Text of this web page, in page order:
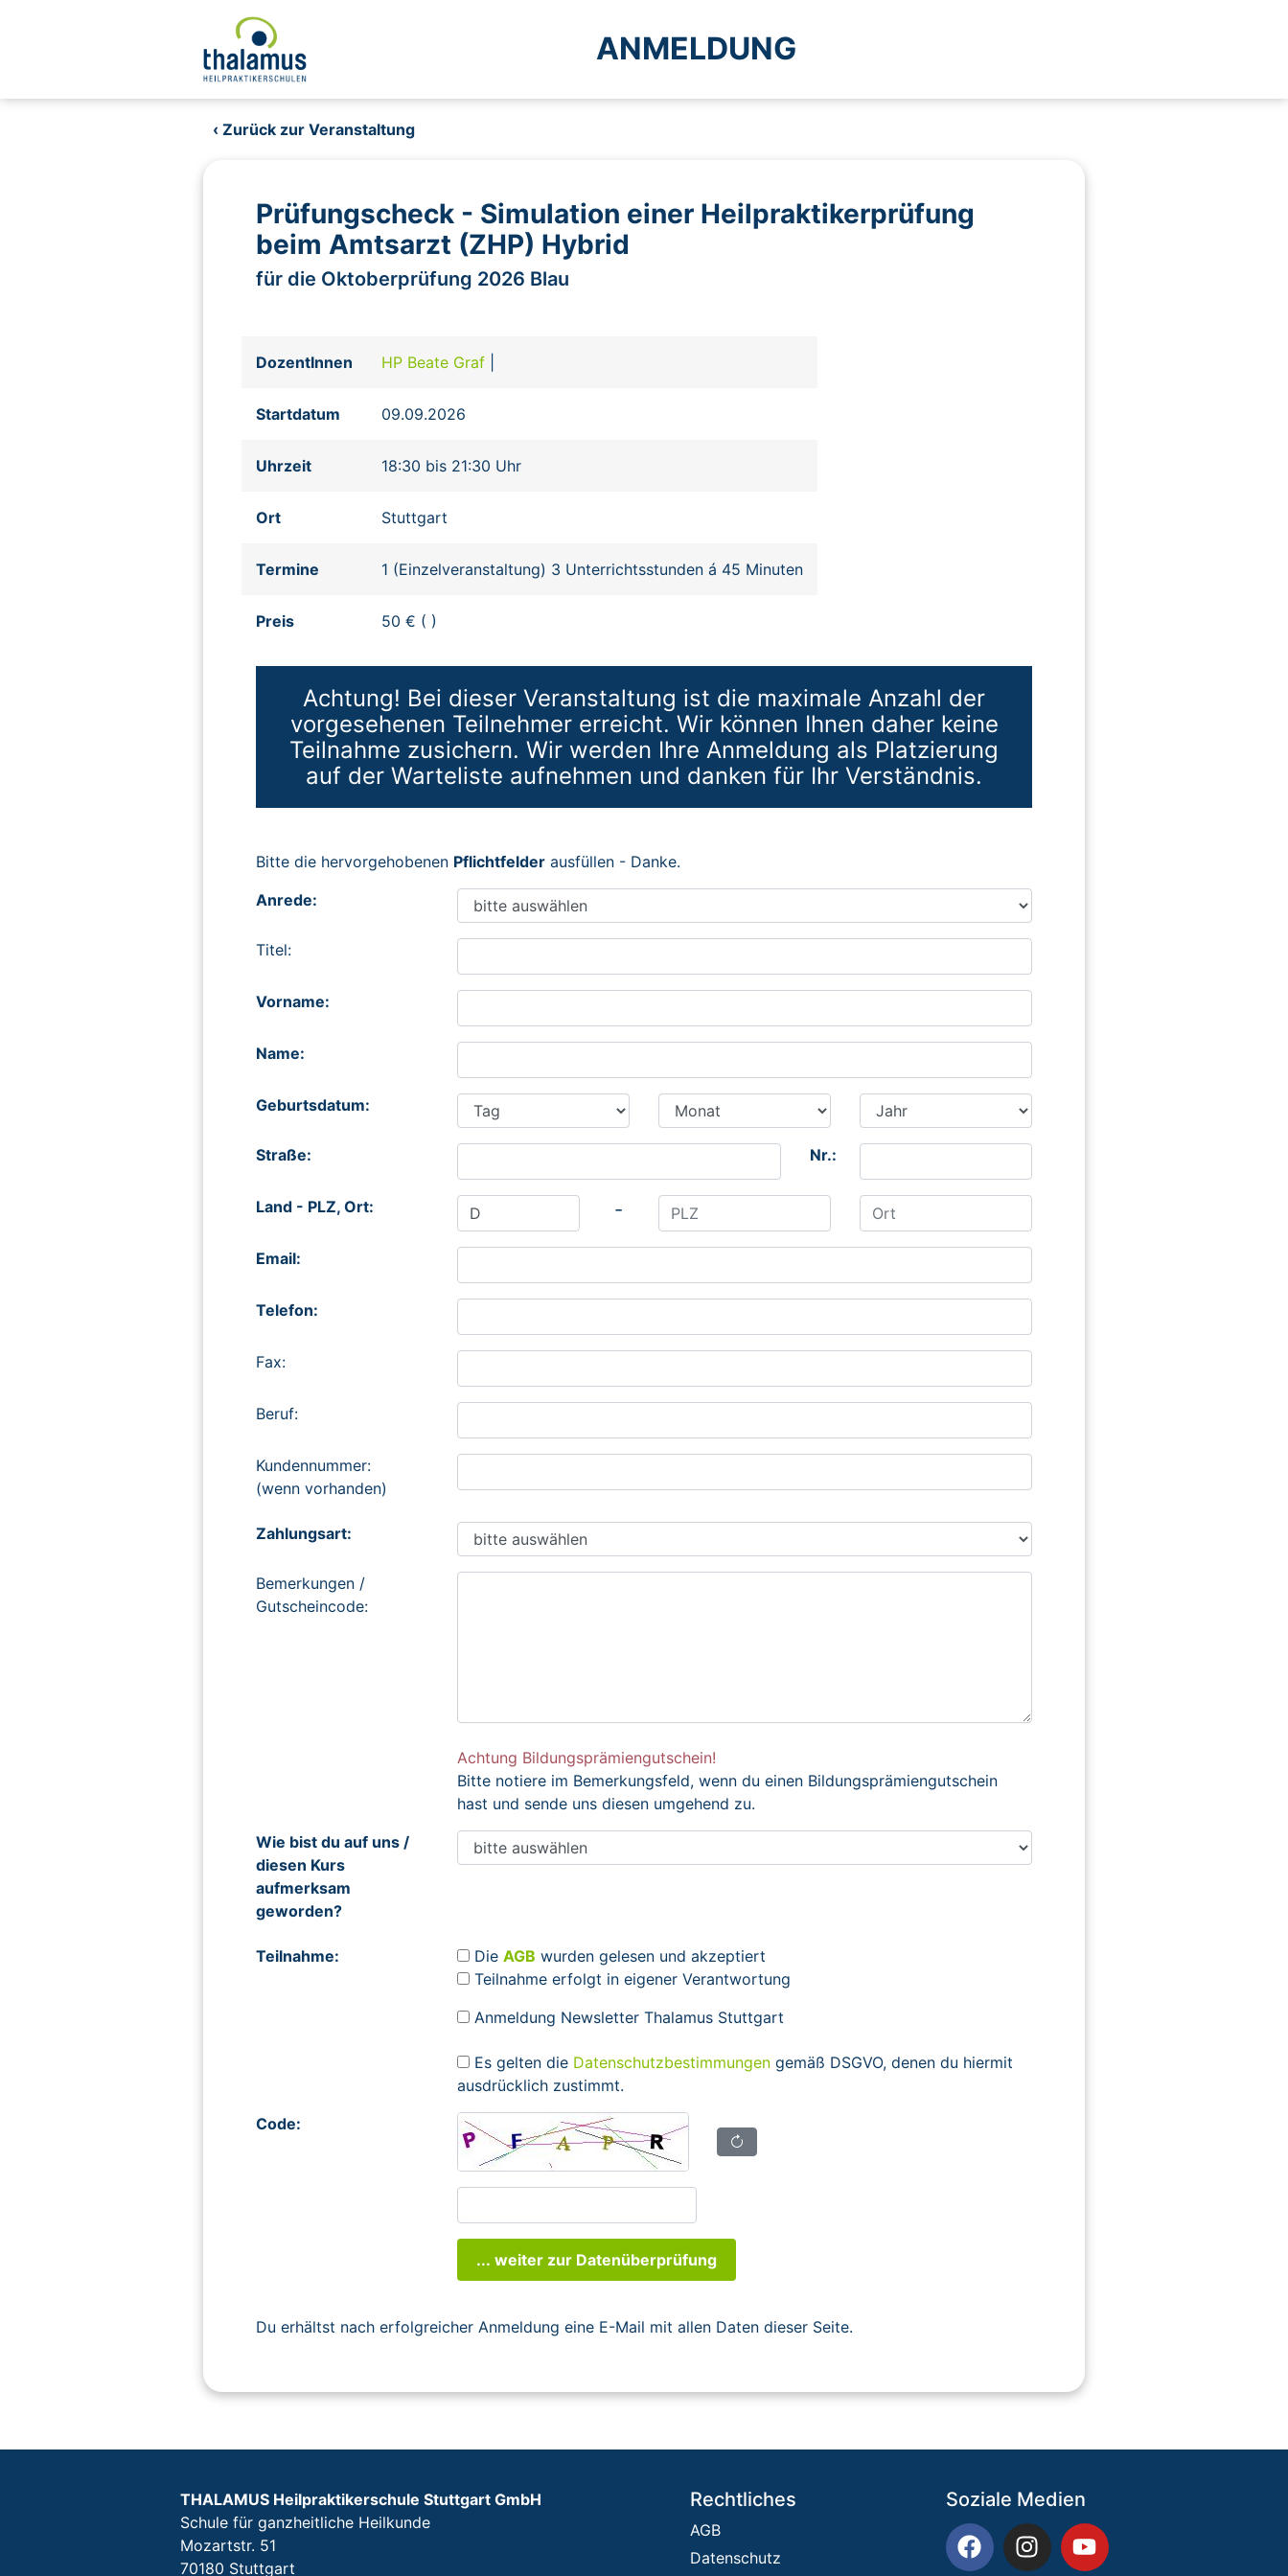
ANMELDUNG
‹ Zurück zur Veranstaltung
Prüfungscheck - Simulation einer Heilpraktikerprüfung
beim Amtsarzt (ZHP) Hybrid
für die Oktoberprüfung 2026 Blau
DozentInnen HP Beate Graf
Startdatum 09.09.2026
Uhrzeit 18:30 bis 21:30 Uhr
Ort Stuttgart
Termine 1 (Einzelveranstaltung) 3 Unterrichtsstunden á 45 Minuten
Preis 50 € ( )
Achtung! Bei dieser Veranstaltung ist die maximale Anzahl der
vorgesehenen Teilnehmer erreicht. Wir können Ihnen daher keine
Teilnahme zusichern. Wir werden Ihre Anmeldung als Platzierung
auf der Warteliste aufnehmen und danken für Ihr Verständnis.
Bitte die hervorgehobenen Pflichtfelder ausfüllen - Danke.
Anrede:
Titel:
Vorname:
Name:
Geburtsdatum:
Straße: Nr.:
Land - PLZ, Ort: -
Email:
Telefon:
Fax:
Beruf:
Kundennummer:
(wenn vorhanden)
Zahlungsart:
Bemerkungen /
Gutscheincode:
Achtung Bildungsprämiengutschein!
Bitte notiere im Bemerkungsfeld, wenn du einen Bildungsprämiengutschein
hast und sende uns diesen umgehend zu.
Wie bist du auf uns /
diesen Kurs
aufmerksam
geworden?
Teilnahme: Die AGB wurden gelesen und akzeptiert
Teilnahme erfolgt in eigener Verantwortung
Anmeldung Newsletter Thalamus Stuttgart
Es gelten die Datenschutzbestimmungen gemäß DSGVO, denen du hiermit
ausdrücklich zustimmt.
Code:
... weiter zur Datenüberprüfung
Du erhältst nach erfolgreicher Anmeldung eine E-Mail mit allen Daten dieser Seite.
THALAMUS Heilpraktikerschule Stuttgart GmbH
Schule für ganzheitliche Heilkunde
Mozartstr. 51
70180 Stuttgart
Rechtliches
AGB
Datenschutz
Soziale Medien